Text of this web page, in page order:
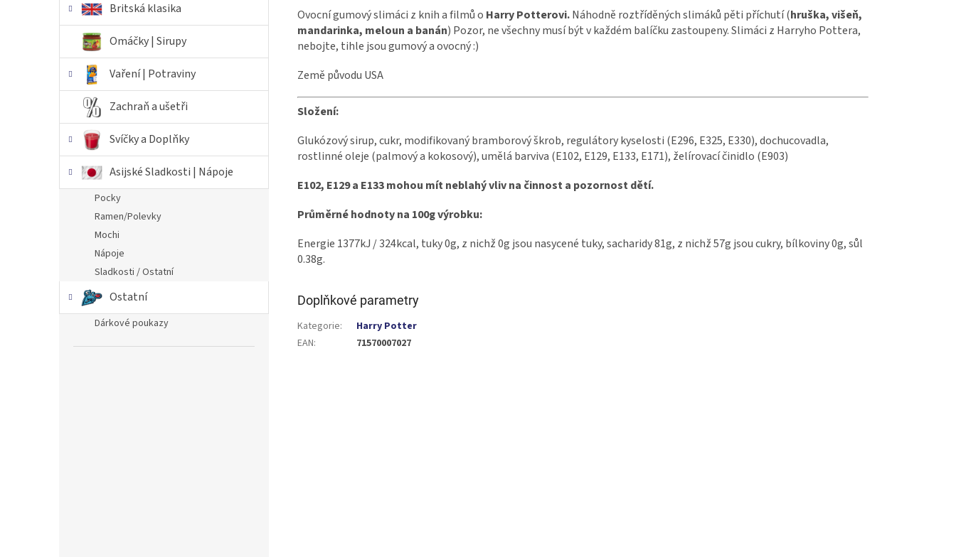
Britská klasika
Omáčky | Sirupy
Vaření | Potraviny
Zachraň a ušetři
Svíčky a Doplňky
Asijské Sladkosti | Nápoje
Pocky
Ramen/Polevky
Mochi
Nápoje
Sladkosti / Ostatní
Ostatní
Dárkové poukazy
Ovocní gumový slimáci z knih a filmů o Harry Potterovi.Náhodně roztříděných slimáků pěti příchutí (hruška, višeň,
mandarinka, meloun a banán) Pozor, ne všechny musí být v každém balíčku zastoupeny. Slimáci z Harryho Pottera,
nebojte, tihle jsou gumový a ovocný :)
Země původu USA
Složení:
Glukózový sirup, cukr, modifikovaný bramborový škrob, regulátory kyselosti (E296, E325, E330), dochucovadla,
rostlinné oleje (palmový a kokosový), umělá barviva (E102, E129, E133, E171), želírovací činidlo (E903)
E102, E129 a E133 mohou mít neblahý vliv na činnost a pozornost dětí.
Průměrné hodnoty na 100g výrobku:
Energie 1377kJ / 324kcal, tuky 0g, z nichž 0g jsou nasycené tuky, sacharidy 81g, z nichž 57g jsou cukry, bílkoviny 0g, sůl
0.38g.
Doplňkové parametry
Kategorie:
Harry Potter
EAN: 71570007027